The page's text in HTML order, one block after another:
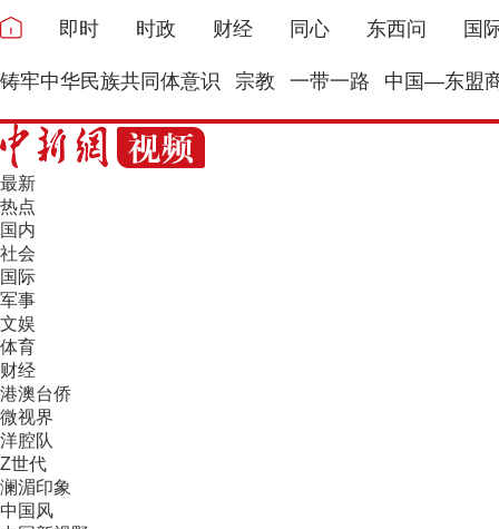
即时 时政 财经 同心 东西问 国
铸牢中华民族共同体意识 宗教 一带一路 中国—东盟
最新
热点
国内
社会
国际
军事
文娱
体育
财经
港澳台侨
微视界
洋腔队
Z世代
澜湄印象
中国风